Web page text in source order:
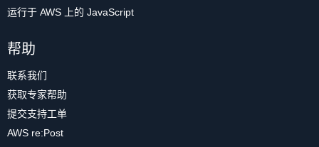
运行于 AWS 上的 JavaScript
帮助
联系我们
获取专家帮助
提交支持工单
AWS re:Post